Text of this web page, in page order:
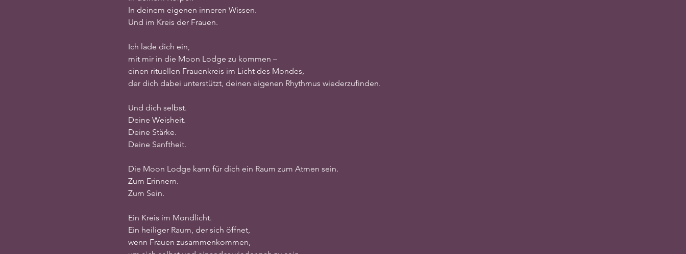
In deinem eigenen inneren Wissen.
Und im Kreis der Frauen.
Ich lade dich ein,
mit mir in die Moon Lodge zu kommen –
einen rituellen Frauenkreis im Licht des Mondes,
der dich dabei unterstützt, deinen eigenen Rhythmus wiederzufinden.
Und dich selbst.
Deine Weisheit.
Deine Stärke.
Deine Sanftheit.
Die Moon Lodge kann für dich ein Raum zum Atmen sein.
Zum Erinnern.
Zum Sein.
Ein Kreis im Mondlicht.
Ein heiliger Raum, der sich öffnet,
wenn Frauen zusammenkommen,